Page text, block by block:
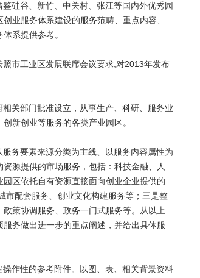
硅谷、新竹、中关村、张江等国内外优秀园
业服务体系建设的服务范畴、重点内容、
系提供参考。
市工业区发展联席会议要求,对2013年发布
关部门批准设立，从事生产、科研、服务业
新创业等服务的各类产业园区。
务要素来源分类为主线、以服务内容属性为
源提供的市场服务，包括：科技金融、人
区依托自有资源直接面向创业企业提供的
市配套服务、创业文化构建服务等；三是整
策协调服务、政务一门式服务等。从以上
务做出进一步的重点阐述，并给出具体服
作性的参考附件。以图、表、相关背景资料